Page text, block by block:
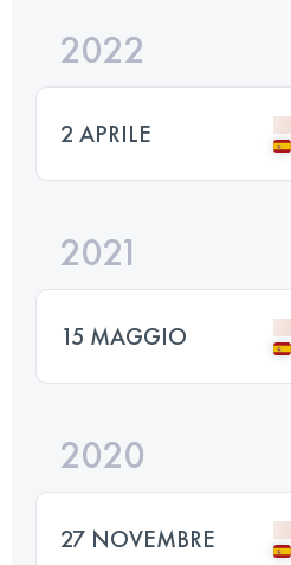
2022
2 APRILE
2021
15 MAGGIO
2020
27 NOVEMBRE